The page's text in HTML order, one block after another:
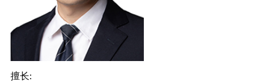
擅长: